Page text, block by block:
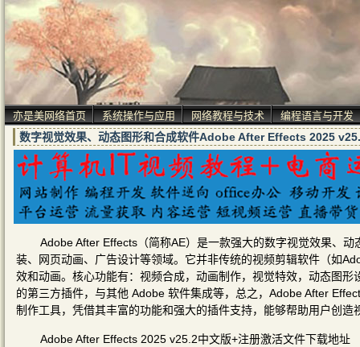
亦是美网络首页 系统操作与应用 网络教程与技术 编程语言与开发
数字视觉效果、动态图形和合成软件Adobe After Effects 2025
Adobe After Effects（简称AE）是一款强大的数字视觉效果、
装、网页动画、广告设计等领域。它并非传统的视频剪辑软件（如
效和动画。核心功能有：视频合成，动画制作，视觉特效，动态图
的第三方插件，与其他 Adobe 软件集成等，总之，Adobe After
制作工具，凭借其丰富的功能和强大的插件支持，能够帮助用户创造
Adobe After Effects 2025 v25.2中文版+注册激活文件下载地址